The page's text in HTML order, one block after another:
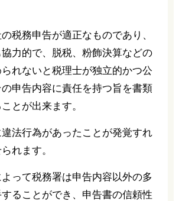
税務申告が適正なものであり、
力的で、脱税、粉飾決算などの
れないと税理士が独立的かつ公
申告内容に責任を持つ旨を書類
とが出来ます。
法行為があったことが発覚すれ
れます。
って税務署は申告内容以外の多
ることができ、申告書の信頼性